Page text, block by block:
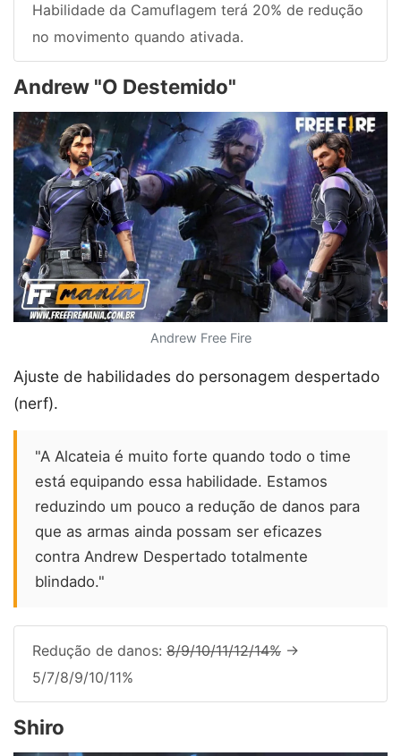
Habilidade da Camuflagem terá 20% de redução
no movimento quando ativada.
Andrew "O Destemido"
Andrew Free Fire
Ajuste de habilidades do personagem despertado
(nerf).
"A Alcateia é muito forte quando todo o time
está equipando essa habilidade. Estamos
reduzindo um pouco a redução de danos para
que as armas ainda possam ser eficazes
contra Andrew Despertado totalmente
blindado."
Redução de danos: 8/9/10/11/12/14% ->
5/7/8/9/10/11%
Shiro